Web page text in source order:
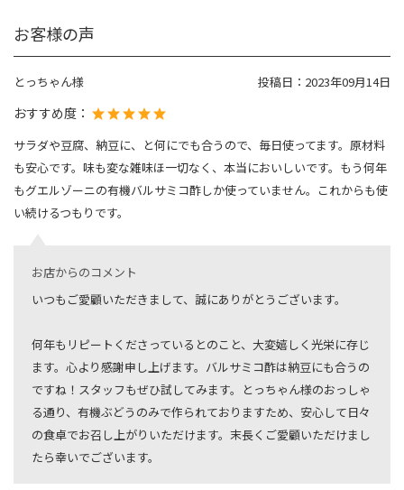
お客様の声
とっちゃん様 投稿日： 2023年09月14日
おすすめ度：
サラダや豆腐、納豆に、と何にでも合うので、毎日使ってます。原材料
も安心です。味も変な雑味ほ一切なく、本当においしいです。もう何年
もグエルゾーニの有機バルサミコ酢しか使っていません。これからも使
い続けるつもりです。
お店からのコメント
いつもご愛顧いただきまして、誠にありがとうございます。
何年もリピートくださっているとのこと、大変嬉しく光栄に存じ
ます。心より感謝申し上げます。バルサミコ酢は納豆にも合うの
ですね！スタッフもぜひ試してみます。とっちゃん様のおっしゃ
る通り、有機ぶどうのみで作られておりますため、安心して日々
の食卓でお召し上がりいただけます。末長くご愛顧いただけまし
たら幸いでございます。